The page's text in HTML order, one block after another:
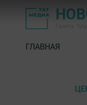
ГЛАВНАЯ